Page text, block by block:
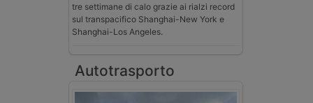
tre settimane di calo grazie ai rialzi record
sul transpacifico Shanghai-New York e
Shanghai-Los Angeles.
Autotrasporto